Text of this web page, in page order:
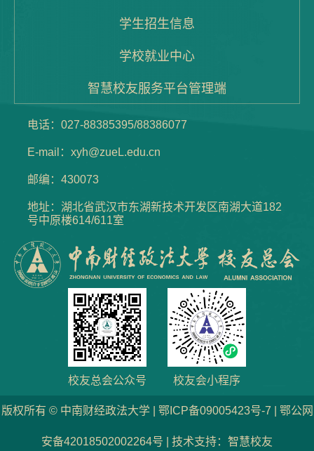
学生招生信息
学校就业中心
智慧校友服务平台管理端
电话：027-88385395/88386077
E-mail：xyh@zueL.edu.cn
邮编：430073
地址：湖北省武汉市东湖新技术开发区南湖大道182
号中原楼614/611室
校友总会公众号 校友会小程序
版权所有 © 中南财经政法大学 | 鄂ICP备09005423号-7 | 鄂公网
安备42018502002264号 | 技术支持：智慧校友